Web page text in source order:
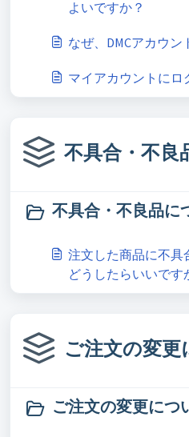
よいですか？
なぜ、DMCアカウ
マイアカウントにロ
不具合・不良
不具合・不良品に
注文した商品に不具
どうしたらいいです
ご注文の変更
ご注文の変更につ